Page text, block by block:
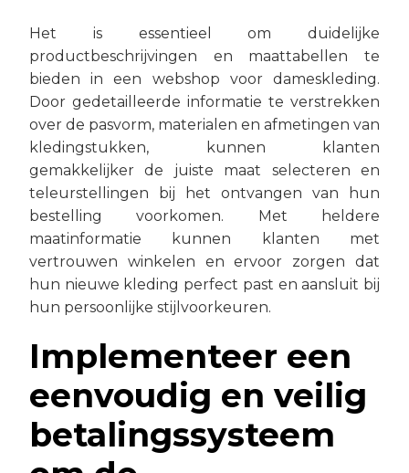
Het is essentieel om duidelijke
productbeschrijvingen en maattabellen te
bieden in een webshop voor dameskleding.
Door gedetailleerde informatie te verstrekken
over de pasvorm, materialen en afmetingen van
kledingstukken, kunnen klanten
gemakkelijker de juiste maat selecteren en
teleurstellingen bij het ontvangen van hun
bestelling voorkomen. Met heldere
maatinformatie kunnen klanten met
vertrouwen winkelen en ervoor zorgen dat
hun nieuwe kleding perfect past en aansluit bij
hun persoonlijke stijlvoorkeuren.
Implementeer een
eenvoudig en veilig
betalingssysteem